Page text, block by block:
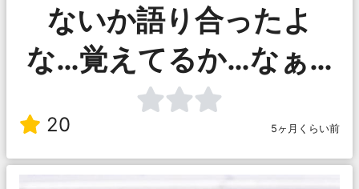
ないか語り合ったよ
な…覚えてるか…なぁ…
20 5ヶ月くらい前